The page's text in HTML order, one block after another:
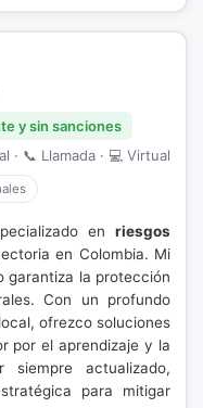
y sin sanciones
· 📞 Llamada · 💻 Virtual
en riesgos
en Colombia. Mi
garantiza la protección
Con un profundo
ofrezco soluciones
por el aprendizaje y la
actualizado,
para mitigar